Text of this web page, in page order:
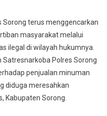
Sorong terus menggencarkan
masyarakat melalui
ilegal di wilayah hukumnya.
Satresnarkoba Polres Sorong
penjualan minuman
diduga meresahkan
Kabupaten Sorong.